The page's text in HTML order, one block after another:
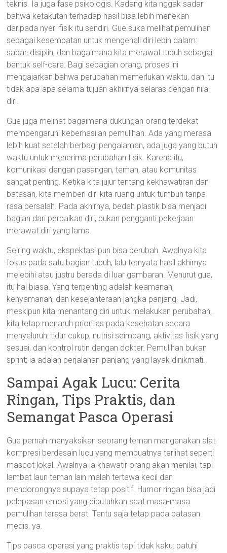
teknis. Ia juga fase psikologis. Kadang kita nggak sadar
bahwa ketakutan terhadap hasil bisa lebih menekan
daripada nyeri fisik itu sendiri. Gue suka melihat pemulihan
sebagai kesempatan untuk mengenali diri lebih dalam:
sabar, disiplin, dan bagaimana kita merawat tubuh sebagai
bentuk self-care. Bagi sebagian orang, proses ini
mengajarkan bahwa perubahan memerlukan waktu, dan itu
tidak apa-apa selama tujuan akhirnya selaras dengan nilai
diri.
Gue juga melihat bagaimana dukungan orang terdekat
mempengaruhi keberhasilan pemulihan. Ada yang merasa
lebih kuat setelah berbagi pengalaman, ada juga yang butuh
waktu untuk menerima perubahan fisik. Karena itu,
komunikasi dengan pasangan, teman, atau komunitas
sangat penting. Ketika kita jujur tentang kekhawatiran dan
batasan, kita memberi diri kita ruang untuk tumbuh tanpa
rasa bersalah. Pada akhirnya, bedah plastik bisa menjadi
bagian dari perbaikan diri, bukan pengganti pekerjaan
merawat diri yang lama.
Seiring waktu, ekspektasi pun bisa berubah. Awalnya kita
fokus pada satu bagian tubuh, lalu ternyata hasil akhirnya
melebihi atau justru berada di luar gambaran. Menurut gue,
itu hal biasa. Yang terpenting adalah keamanan,
kenyamanan, dan kesejahteraan jangka panjang. Jadi,
meskipun kita menantang diri untuk melakukan perubahan,
kita tetap menaruh prioritas pada kesehatan secara
menyeluruh: tidur cukup, nutrisi seimbang, aktivitas fisik yang
sesuai, dan kontrol rutin dengan dokter. Pemulihan bukan
sprint; ia adalah perjalanan panjang yang layak dinikmati.
Sampai Agak Lucu: Cerita
Ringan, Tips Praktis, dan
Semangat Pasca Operasi
Gue pernah menyaksikan seorang teman mengenakan alat
kompresi berdesain lucu yang membuatnya terlihat seperti
mascot lokal. Awalnya ia khawatir orang akan menilai, tapi
lambat laun teman lain malah tertawa kecil dan
mendorongnya supaya tetap positif. Humor ringan bisa jadi
pelepasan emosi yang dibutuhkan saat masa-masa
pemulihan terasa berat. Tentu saja tetap pada batasan
medis, ya.
Tips pasca operasi yang praktis tapi tidak kaku: patuhi